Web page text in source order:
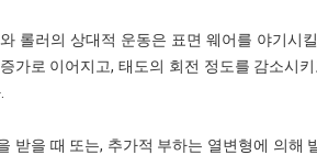
롤러의 상대적 운동은 표면 웨어를 야기시
가로 이어지고, 태도의 회전 정도를 감소시
받을 때 또는, 추가적 부하는 열변형에 의해